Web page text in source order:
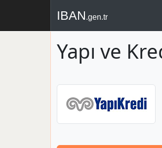
IBAN.gen.tr
Yapı ve